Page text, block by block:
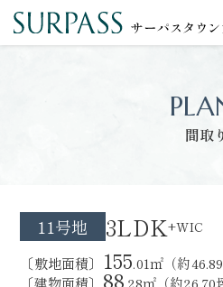
間取り
11号地 3LDK+WIC
〔敷地面積〕 155.01㎡（約46.89
〔建物面積〕 88.28㎡（約26.70